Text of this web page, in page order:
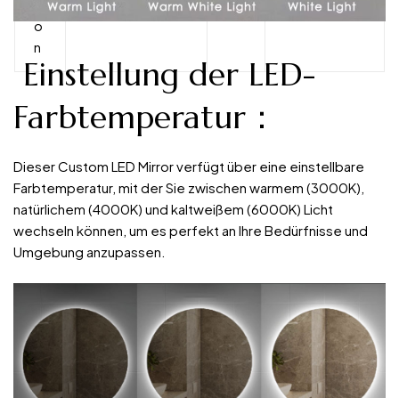
o
n
Einstellung der LED-
Farbtemperatur：
Dieser Custom LED Mirror verfügt über eine einstellbare
Farbtemperatur, mit der Sie zwischen warmem (3000K),
natürlichem (4000K) und kaltweißem (6000K) Licht
wechseln können, um es perfekt an Ihre Bedürfnisse und
Umgebung anzupassen.